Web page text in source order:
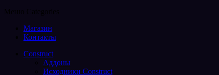
Магазин
Контакты
Construct
Аддоны
Исходники Construct